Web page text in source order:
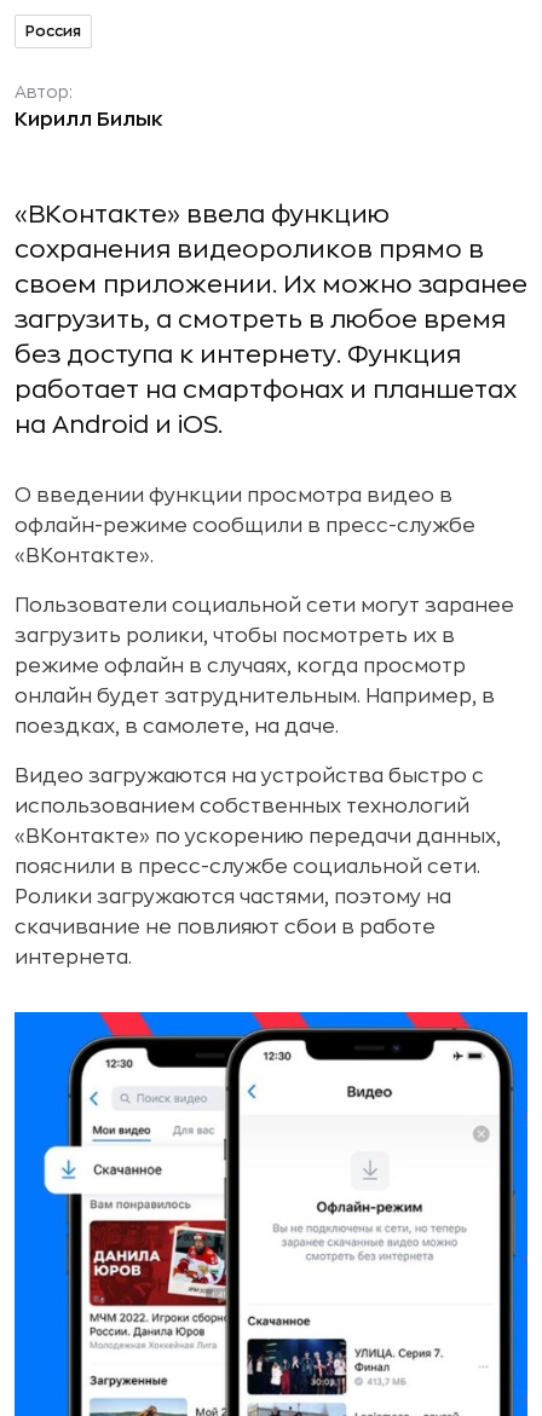
Россия
Автор:
Кирилл Билык
«ВКонтакте» ввела функцию
сохранения видеороликов прямо в
своем приложении. Их можно заранее
загрузить, а смотреть в любое время
без доступа к интернету. Функция
работает на смартфонах и планшетах
на Android и iOS.
О введении функции просмотра видео в
офлайн-режиме сообщили в пресс-службе
«ВКонтакте».
Пользователи социальной сети могут заранее
загрузить ролики, чтобы посмотреть их в
режиме офлайн в случаях, когда просмотр
онлайн будет затруднительным. Например, в
поездках, в самолете, на даче.
Видео загружаются на устройства быстро с
использованием собственных технологий
«ВКонтакте» по ускорению передачи данных,
пояснили в пресс-службе социальной сети.
Ролики загружаются частями, поэтому на
скачивание не повлияют сбои в работе
интернета.